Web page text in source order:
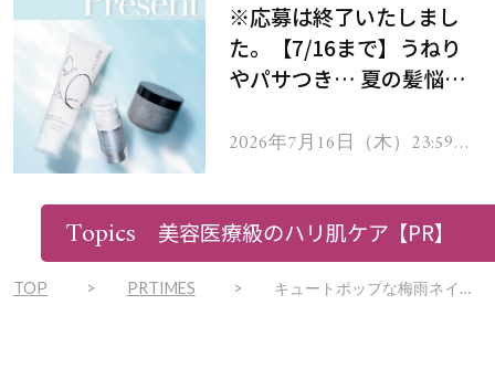
※応募は終了いたしまし
た。【7/16まで】うねり
やパサつき… 夏の髪悩み
ムを13名様にプレゼン
2026年7月16日（木）23:59ま
Topics 美容医療級のハリ肌ケア【PR】
TOP PRTIMES キュートポップな梅雨ネイル!?優しく爽やかな初夏のデザイン多数！期間限定「アーリーサマーネイル」が登場！5月1日(日)～6月30日(木)全16種